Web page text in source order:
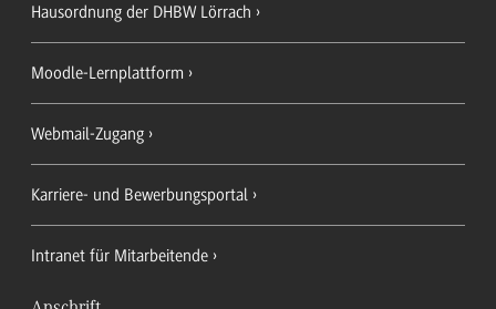
Hausordnung der DHBW Lörrach
Moodle-Lernplattform
Webmail-Zugang
Karriere- und Bewerbungsportal
Intranet für Mitarbeitende